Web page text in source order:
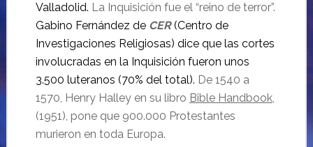
Valladolid. La Inquisición fue el “reino de terror”.
Gabino Fernández de CER(Centro de
Investigaciones Religiosas) dice que las cortes
involucradas en la Inquisición fueron unos
3.500 luteranos (70% del total). De 1540 a
1570, Henry Halley en su libro Bible Handbook,
(1951), pone que 900.000 Protestantes
murieron en toda Europa.